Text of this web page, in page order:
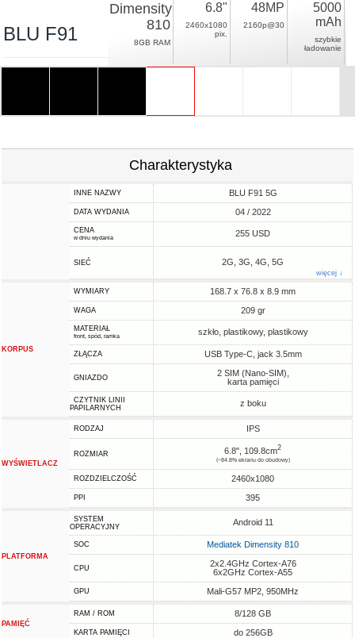
BLU F91
Dimensity
810
8GB RAM
6.8"
2460x1080
pix.
48MP
2160p@30
5000
mAh
szybkie
ładowanie
Charakterystyka
INNE NAZWY BLU F91 5G
DATA WYDANIA 04 / 2022
CENA
w dniu wydania 255 USD
SIEĆ 2G, 3G, 4G, 5G
więcej ↓
KORPUS
WYMIARY 168.7 x 76.8 x 8.9 mm
WAGA 209 gr
MATERIAŁ
front, spód, ramka szkło, plastikowy, plastikowy
ZŁĄCZA USB Type-C, jack 3.5mm
GNIAZDO
2 SIM (Nano-SIM),
karta pamięci
CZYTNIK LINII
PAPILARNYCH
z boku
WYŚWIETLACZ
RODZAJ IPS
ROZMIAR 6.8", 109.8cm2
(~84.8% ekranu do obudowy)
ROZDZIELCZOŚĆ 2460x1080
PPI 395
PLATFORMA
SYSTEM
OPERACYJNY
Android 11
SOC Mediatek Dimensity 810
CPU
2x2.4GHz Cortex-A76
6x2GHz Cortex-A55
GPU Mali-G57 MP2, 950MHz
PAMIĘĆ
RAM / ROM 8/128 GB
KARTA PAMIĘCI do 256GB